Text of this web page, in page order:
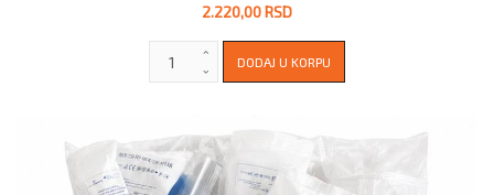
2.220,00 RSD